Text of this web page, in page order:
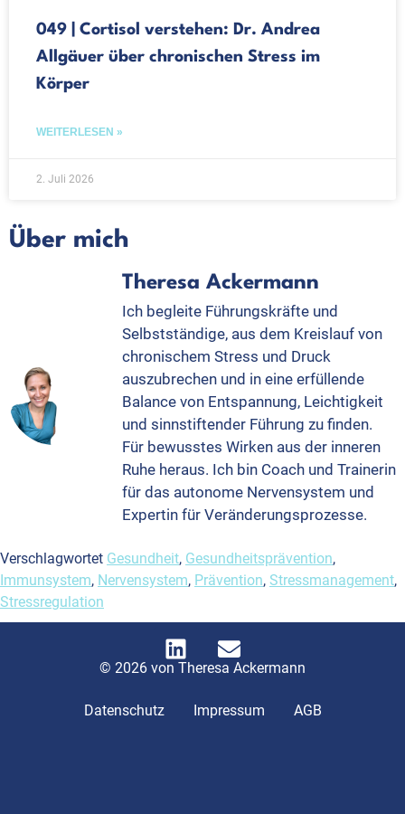
049 | Cortisol verstehen: Dr. Andrea
Allgäuer über chronischen Stress im
Körper
WEITERLESEN »
2. Juli 2026
Über mich
Theresa Ackermann
Ich begleite Führungskräfte und
Selbstständige, aus dem Kreislauf von
chronischem Stress und Druck
auszubrechen und in eine erfüllende
Balance von Entspannung, Leichtigkeit
und sinnstiftender Führung zu finden.
Für bewusstes Wirken aus der inneren
Ruhe heraus. Ich bin Coach und Trainerin
für das autonome Nervensystem und
Expertin für Veränderungsprozesse.
Verschlagwortet Gesundheit, Gesundheitsprävention,
Immunsystem, Nervensystem, Prävention, Stressmanagement,
Stressregulation
© 2026 von Theresa Ackermann
Datenschutz Impressum AGB